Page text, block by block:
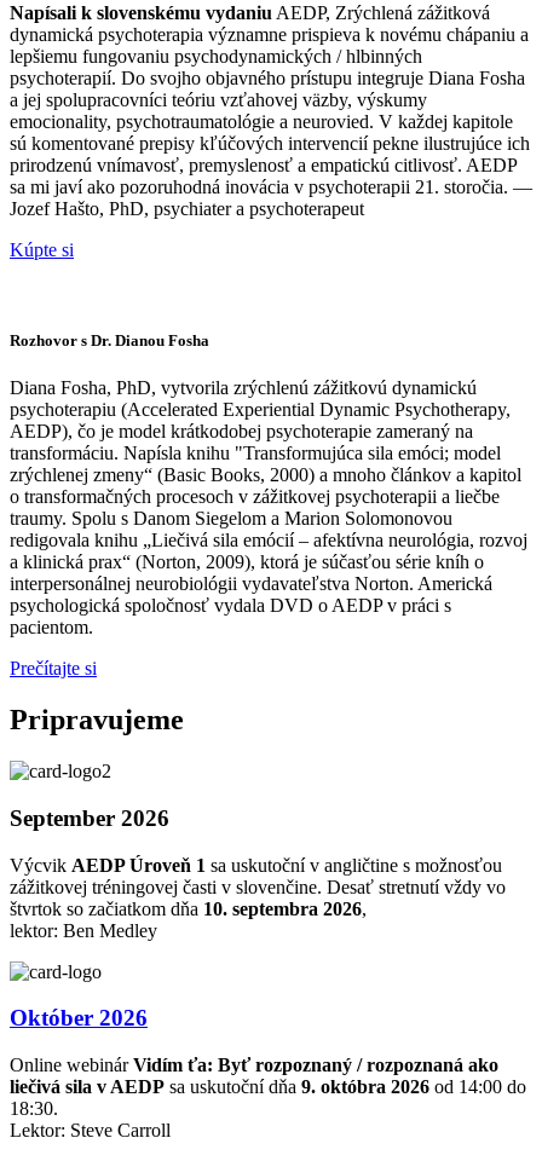
Napísali k slovenskému vydaniu AEDP, Zrýchlená zážitková
dynamická psychoterapia významne prispieva k novému chápaniu a
lepšiemu fungovaniu psychodynamických / hlbinných
psychoterapií. Do svojho objavného prístupu integruje Diana Fosha
a jej spolupracovníci teóriu vzťahovej väzby, výskumy
emocionality, psychotraumatológie a neurovied. V každej kapitole
sú komentované prepisy kľúčových intervencií pekne ilustrujúce ich
prirodzenú vnímavosť, premyslenosť a empatickú citlivosť. AEDP
sa mi javí ako pozoruhodná inovácia v psychoterapii 21. storočia. —
Jozef Hašto, PhD, psychiater a psychoterapeut
Kúpte si
Rozhovor s Dr. Dianou Fosha
Diana Fosha, PhD, vytvorila zrýchlenú zážitkovú dynamickú
psychoterapiu (Accelerated Experiential Dynamic Psychotherapy,
AEDP), čo je model krátkodobej psychoterapie zameraný na
transformáciu. Napísla knihu "Transformujúca sila emóci; model
zrýchlenej zmeny“ (Basic Books, 2000) a mnoho článkov a kapitol
o transformačných procesoch v zážitkovej psychoterapii a liečbe
traumy. Spolu s Danom Siegelom a Marion Solomonovou
redigovala knihu „Liečivá sila emócií – afektívna neurológia, rozvoj
a klinická prax“ (Norton, 2009), ktorá je súčasťou série kníh o
interpersonálnej neurobiológii vydavateľstva Norton. Americká
psychologická spoločnosť vydala DVD o AEDP v práci s
pacientom.
Prečítajte si
Pripravujeme
September 2026
Výcvik AEDP Úroveň 1 sa uskutoční v angličtine s možnosťou
zážitkovej tréningovej časti v slovenčine. Desať stretnutí vždy vo
štvrtok so začiatkom dňa 10. septembra 2026,
lektor: Ben Medley
Október 2026
Online webinárVidím ťa: Byť rozpoznaný / rozpoznaná ako
liečivá sila v AEDP sa uskutoční dňa 9. októbra 2026 od 14:00 do
18:30.
Lektor: Steve Carroll